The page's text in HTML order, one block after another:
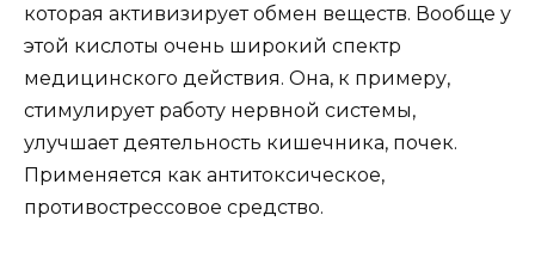
которая активизирует обмен веществ. Вообще у
этой кислоты очень широкий спектр
медицинского действия. Она, к примеру,
стимулирует работу нервной системы,
улучшает деятельность кишечника, почек.
Применяется как антитоксическое,
противострессовое средство.